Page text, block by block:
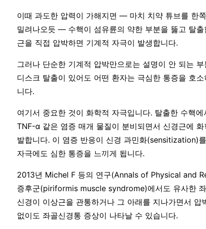
이때 과도한 압력이 가해지면 — 마치 치약 튜브를 한
밀려나오듯 — 수핵이 섬유륜의 약한 부분을 뚫고 탈
근을 직접 압박하면 기계적 자극이 발생합니다.
그러나 단순한 기계적 압박만으로는 설명이 안 되는
디스크 탈출이 있어도 어떤 환자는 극심한 통증을 호
니다.
여기서 중요한 것이 화학적 자극입니다. 탈출한 수핵
TNF-α 같은 염증 매개 물질이 분비되면서 신경근에
발합니다. 이 염증 반응이 신경 과민화(sensitization)
자극에도 심한 통증을 느끼게 됩니다.
2013년 Michel F 등의 연구(Annals of Physical and
증후군(piriformis muscle syndrome)에서도 유사한
신경이 이상근을 관통하거나 그 아래를 지나가면서
없이도 좌골신경통 증상이 나타날 수 있습니다.